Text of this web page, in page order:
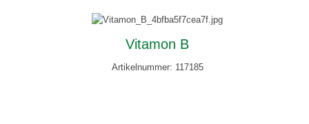
Vitamon B
Artikelnummer: 117185